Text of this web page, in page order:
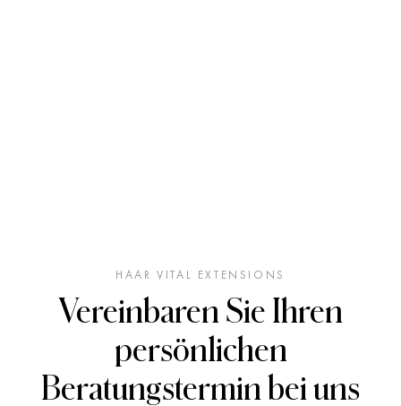
HAAR VITAL EXTENSIONS
Vereinbaren Sie Ihren
persönlichen
Beratungstermin bei uns